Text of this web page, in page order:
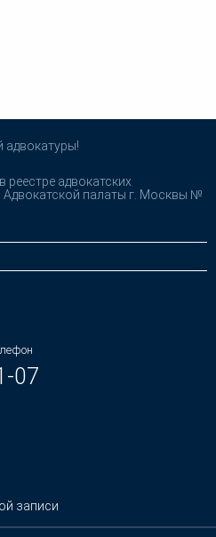
адвокатуры!
реестре адвокатских
Адвокатской палаты г. Москвы №
07
записи